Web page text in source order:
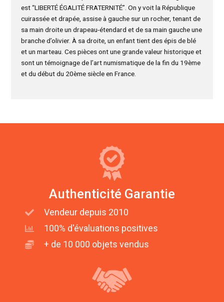
est “LIBERTÉ ÉGALITÉ FRATERNITÉ”. On y voit la République
cuirassée et drapée, assise à gauche sur un rocher, tenant de
sa main droite un drapeau-étendard et de sa main gauche une
branche d’olivier. À sa droite, un enfant tient des épis de blé
et un marteau. Ces pièces ont une grande valeur historique et
sont un témoignage de l’art numismatique de la fin du 19ème
et du début du 20ème siècle en France.
Authenticité Garantie
Vendeur depuis 2010
100% d'évaluations positives
+ de 10 000 objets vendus